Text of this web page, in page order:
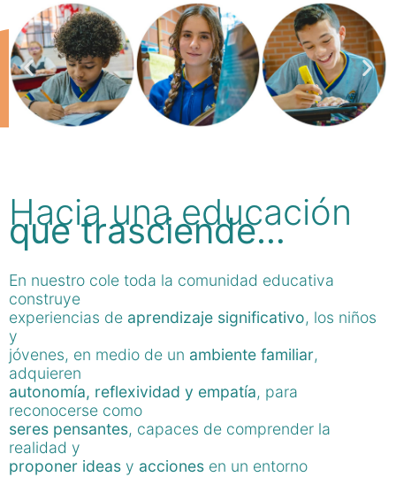
Hacia una educación
que trasciende…
En nuestro cole toda la comunidad educativa
construye
experiencias de aprendizaje significativo, los niños
y
jóvenes, en medio de un ambiente familiar,
adquieren
autonomía, reflexividad y empatía, para
reconocerse como
seres pensantes, capaces de comprender la
realidad y
proponer ideas y acciones en un entorno